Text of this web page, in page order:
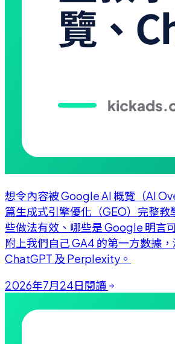
想令內容被 Google AI 概覽（AI
篇生成式引擎優化（GEO）完整教
些做法有效、哪些是 Google 明言
附上我們自己 GA4 的第一方數據，
ChatGPT 及 Perplexity。
2026年7月24日閱讀